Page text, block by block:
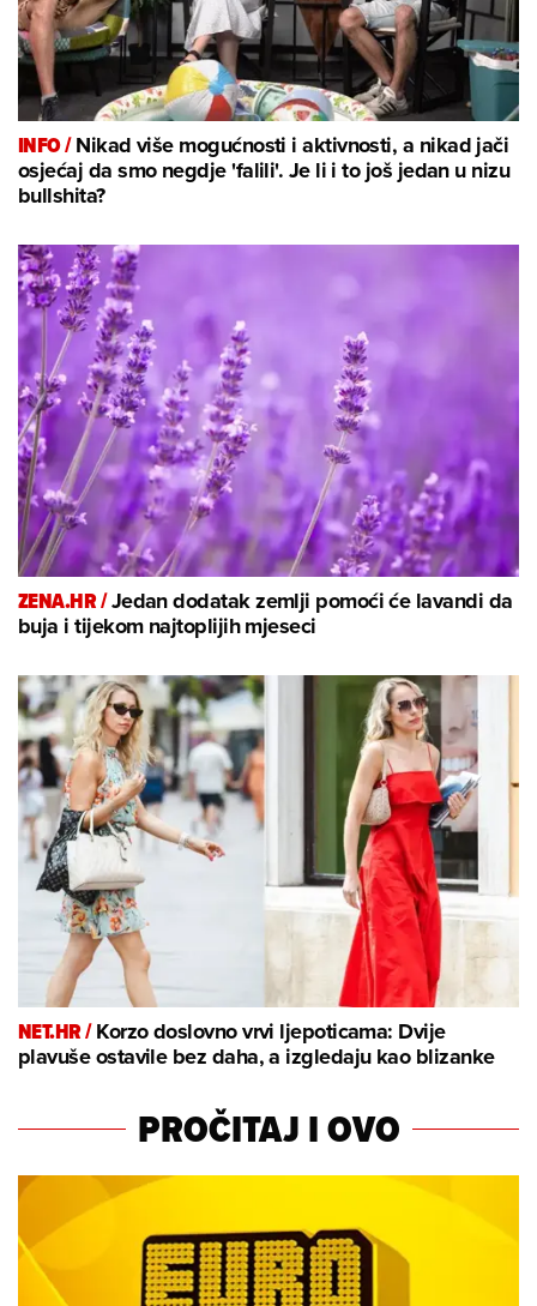
INFO /Nikad više mogućnosti i aktivnosti, a nikad jači
osjećaj da smo negdje 'falili'. Je li i to još jedan u nizu
bullshita?
ZENA.HR /Jedan dodatak zemlji pomoći će lavandi da
buja i tijekom najtoplijih mjeseci
NET.HR /Korzo doslovno vrvi ljepoticama: Dvije
plavuše ostavile bez daha, a izgledaju kao blizanke
PROČITAJ I OVO